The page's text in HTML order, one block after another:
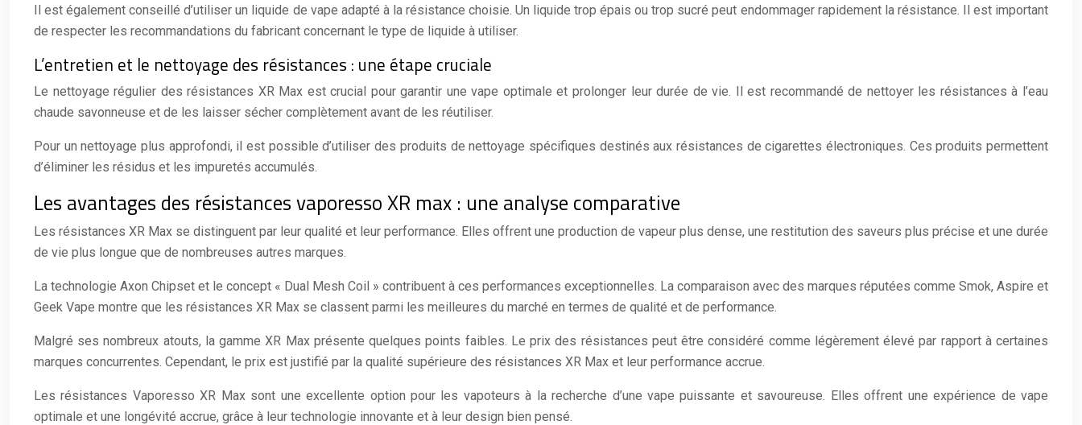
Il est également conseillé d’utiliser un liquide de vape adapté à la résistance choisie. Un liquide trop épais ou trop sucré peut endommager rapidement la résistance. Il est important
de respecter les recommandations du fabricant concernant le type de liquide à utiliser.
L’entretien et le nettoyage des résistances : une étape cruciale
Le nettoyage régulier des résistances XR Max est crucial pour garantir une vape optimale et prolonger leur durée de vie. Il est recommandé de nettoyer les résistances à l’eau
chaude savonneuse et de les laisser sécher complètement avant de les réutiliser.
Pour un nettoyage plus approfondi, il est possible d’utiliser des produits de nettoyage spécifiques destinés aux résistances de cigarettes électroniques. Ces produits permettent
d’éliminer les résidus et les impuretés accumulés.
Les avantages des résistances vaporesso XR max : une analyse comparative
Les résistances XR Max se distinguent par leur qualité et leur performance. Elles offrent une production de vapeur plus dense, une restitution des saveurs plus précise et une durée
de vie plus longue que de nombreuses autres marques.
La technologie Axon Chipset et le concept « Dual Mesh Coil » contribuent à ces performances exceptionnelles. La comparaison avec des marques réputées comme Smok, Aspire et
Geek Vape montre que les résistances XR Max se classent parmi les meilleures du marché en termes de qualité et de performance.
Malgré ses nombreux atouts, la gamme XR Max présente quelques points faibles. Le prix des résistances peut être considéré comme légèrement élevé par rapport à certaines
marques concurrentes. Cependant, le prix est justifié par la qualité supérieure des résistances XR Max et leur performance accrue.
Les résistances Vaporesso XR Max sont une excellente option pour les vapoteurs à la recherche d’une vape puissante et savoureuse. Elles offrent une expérience de vape
optimale et une longévité accrue, grâce à leur technologie innovante et à leur design bien pensé.